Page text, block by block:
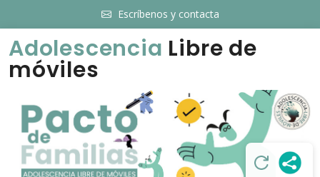
Escríbenos y contacta
Adolescencia Libre de
móviles